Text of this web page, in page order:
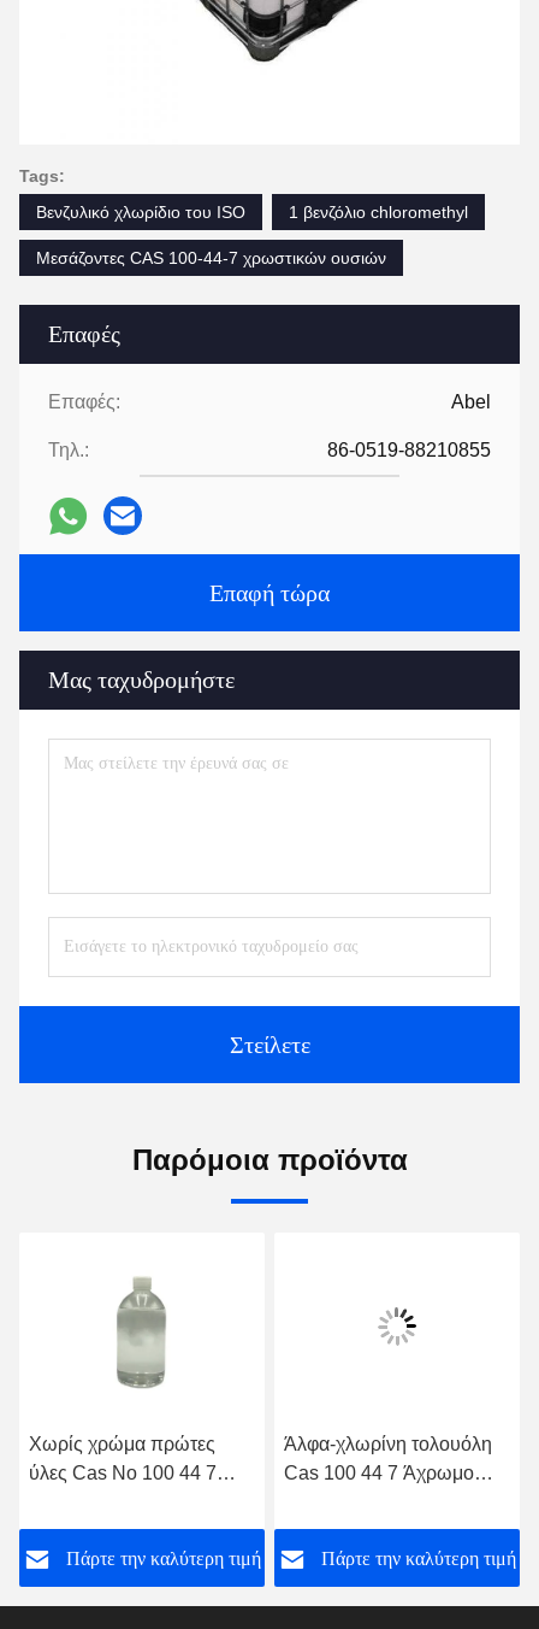
Επαφές
Επαφές: Abel
Τηλ.: 86-0519-88210855
Επαφή τώρα
Μας ταχυδρομήστε
Στείλετε
Tags:
Βενζυλικό χλωρίδιο του ISO
1 βενζόλιο chloromethyl
Μεσάζοντες CAS 100-44-7 χρωστικών ουσιών
Παρόμοια προϊόντα
Χωρίς χρώμα πρώτες
ύλες Cas No 100 44 7
Πάρτε την καλύτερη τιμή
Άλφα-χλωρίνη τολουόλη
Cas 100 44 7 Άχρωμο
Πάρτε την καλύτερη τιμή